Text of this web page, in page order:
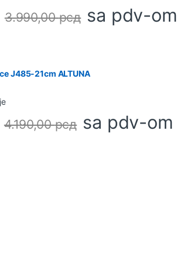
3.990,00рсд sa pdv-om
J485-21cm ALTUNA
4.190,00рсд sa pdv-om